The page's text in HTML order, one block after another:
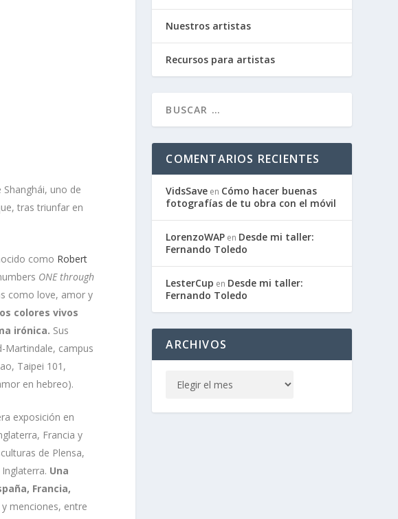
uno de
tras triunfar en
como Robert
ONE through
como love, amor y
colores vivos
irónica. Sus
Martindale, campus
Taipei 101,
en hebreo).
exposición en
Francia y
de Plensa,
Una
Francia,
menciones, entre
Nuestros artistas
Recursos para artistas
COMENTARIOS RECIENTES
VidsSave en Cómo hacer buenas
fotografías de tu obra con el móvil
LorenzoWAP en Desde mi taller:
Fernando Toledo
LesterCup en Desde mi taller:
Fernando Toledo
ARCHIVOS